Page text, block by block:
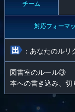
チーム
対応フォーマ
：あなたのルリ
図書室のルール③
本への書き込み、切